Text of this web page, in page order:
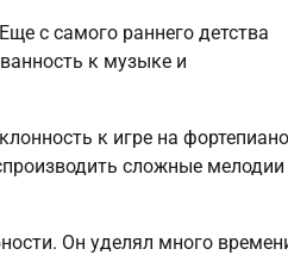
с самого раннего детства
к музыке и
к игре на
сложные мелодии
Он уделял много